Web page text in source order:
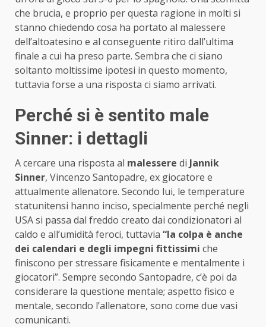
che brucia, e proprio per questa ragione in molti si
stanno chiedendo cosa ha portato al malessere
dell’altoatesino e al conseguente ritiro dall’ultima
finale a cui ha preso parte. Sembra che ci siano
soltanto moltissime ipotesi in questo momento,
tuttavia forse a una risposta ci siamo arrivati.
Perché si è sentito male
Sinner: i dettagli
A cercare una risposta al malessere di Jannik
Sinner, Vincenzo Santopadre, ex giocatore e
attualmente allenatore. Secondo lui, le temperature
statunitensi hanno inciso, specialmente perché negli
USA si passa dal freddo creato dai condizionatori al
caldo e all’umidità feroci, tuttavia “la colpa è anche
dei calendari e degli impegni fittissimi che
finiscono per stressare fisicamente e mentalmente i
giocatori”. Sempre secondo Santopadre, c’è poi da
considerare la questione mentale; aspetto fisico e
mentale, secondo l’allenatore, sono come due vasi
comunicanti.